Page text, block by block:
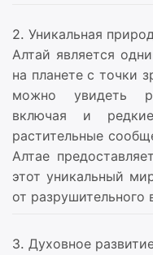
2. Уникальная
Алтай является
на планете с точки
можно увидеть
включая и
растительные
Алтае
этот уникальный
от разрушительного
3. Духовное